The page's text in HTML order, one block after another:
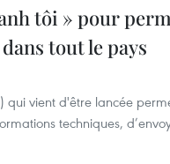
tôi » pour
tout le pays
vient d'être lancée
techniques,